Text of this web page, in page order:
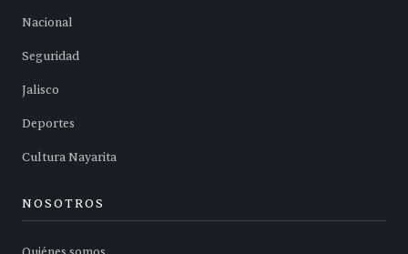
Nacional
Seguridad
Jalisco
Deportes
Cultura Nayarita
NOSOTROS